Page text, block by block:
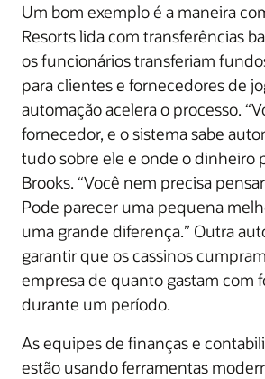
Um bom exemplo é a maneira
Resorts lida com transferências
os funcionários transferiam
para clientes e fornecedores de
automação acelera o processo.
fornecedor, e o sistema sabe
tudo sobre ele e onde o dinheiro
Brooks. “Você nem precisa
Pode parecer uma pequena
uma grande diferença.” Outra
garantir que os cassinos
empresa de quanto gastam com
durante um período.
As equipes de finanças e
estão usando ferramentas